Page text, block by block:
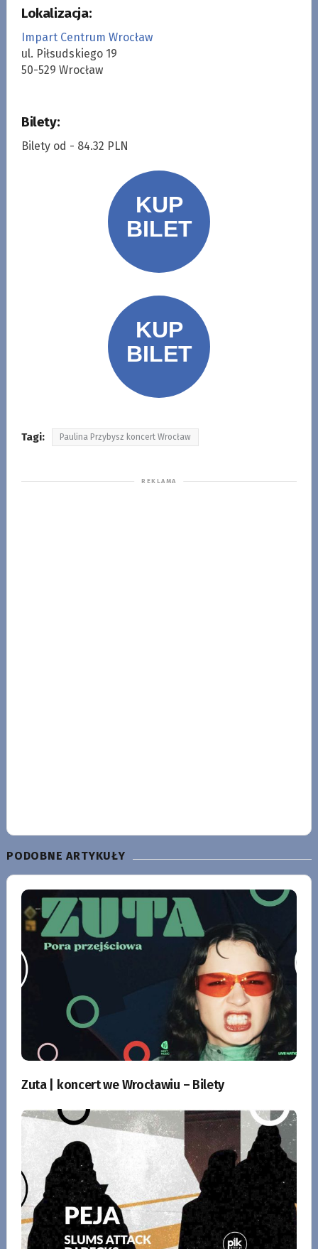
Lokalizacja:
Impart Centrum Wrocław
ul. Piłsudskiego 19
50-529 Wrocław
Bilety:
Bilety od - 84.32 PLN
Tagi: Paulina Przybysz koncert Wrocław
PODOBNE ARTYKUŁY
Zuta | koncert we Wrocławiu – Bilety